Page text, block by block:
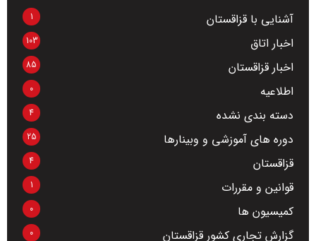
آشنایی با قزاقستان 1
اخبار اتاق 103
اخبار قزاقستان 85
اطلاعیه 0
دسته بندی نشده 4
دوره های آموزشی و وبینارها 25
قزاقستان 4
قوانین و مقررات 1
کمیسیون ها 0
گزارش تجاری کشور قزاقستان 0